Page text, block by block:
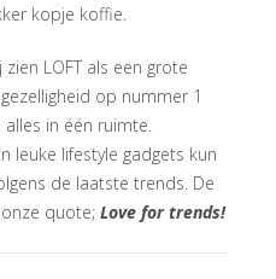
kopje koffie.
LOFT als een grote
op nummer 1
in één ruimte.
leuke lifestyle gadgets kun
de laatste trends. De
quote; Love for trends!